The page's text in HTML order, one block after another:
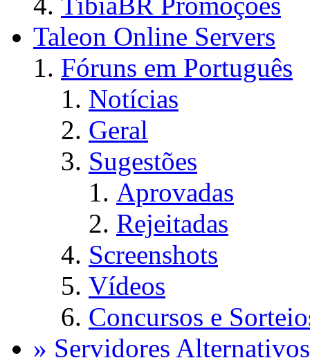
Taleon Online Servers
Fóruns em Português
Notícias
Geral
Sugestões
Aprovadas
Rejeitadas
Screenshots
Vídeos
Concursos e
» Servidores